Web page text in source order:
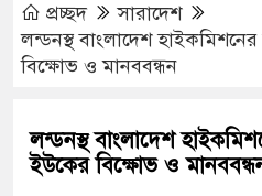
প্রচ্ছদ
সারাদেশ
লন্ডনস্থ বাংলাদেশ
বিক্ষোভ ও মানববন্ধন
লন্ডনস্থ বাংলাদেশ
ইউকের বিক্ষোভ ও